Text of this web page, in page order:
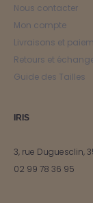
Nous contacter
Mon compte
Livraisons et
Retours et
Guide des Tailles
IRIS
3, rue Duguesclin,
02 99 78 36 95